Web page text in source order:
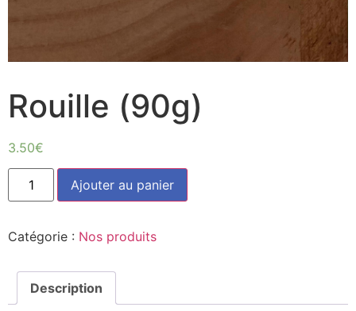
Rouille (90g)
3.50€
quantité
Rouille
Ajouter au panier
Catégorie : Nos produits
Description